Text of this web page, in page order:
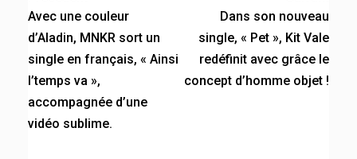
Avec une couleur
d’Aladin, MNKR sort un
single en français, « Ainsi
l’temps va »,
accompagnée d’une
vidéo sublime.
Dans son nouveau
single, « Pet », Kit Vale
redéfinit avec grâce le
concept d’homme objet !